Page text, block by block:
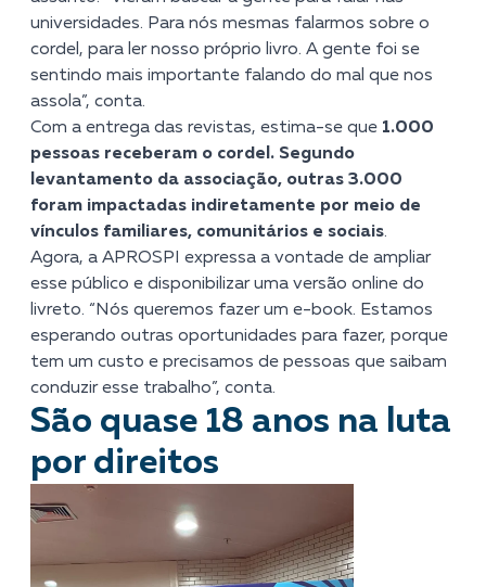
universidades. Para nós mesmas falarmos sobre o
cordel, para ler nosso próprio livro. A gente foi se
sentindo mais importante falando do mal que nos
assola”, conta.
Com a entrega das revistas, estima-se que 1.000
pessoas receberam o cordel. Segundo
levantamento da associação, outras 3.000
foram impactadas indiretamente por meio de
vínculos familiares, comunitários e sociais.
Agora, a APROSPI expressa a vontade de ampliar
esse público e disponibilizar uma versão online do
livreto. “Nós queremos fazer um e-book. Estamos
esperando outras oportunidades para fazer, porque
tem um custo e precisamos de pessoas que saibam
conduzir esse trabalho”, conta.
São quase 18 anos na luta
por direitos